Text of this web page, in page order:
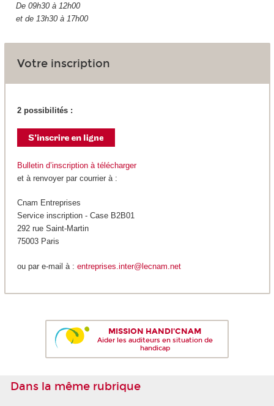
De 09h30 à 12h00
et de 13h30 à 17h00
Votre inscription
2 possibilités :
Bulletin d’inscription à télécharger
et à renvoyer par courrier à :
Cnam Entreprises
Service inscription - Case B2B01
292 rue Saint-Martin
75003 Paris
ou par e-mail à : entreprises.inter@lecnam.net
MISSION HANDI'CNAM
Aider les auditeurs en situation de
handicap
Dans la même rubrique